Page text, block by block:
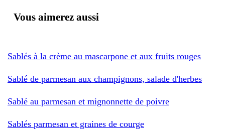
Vous aimerez aussi
Sablés à la crème au mascarpone et aux fruits rouges
Sablé de parmesan aux champignons, salade d'herbes
Sablé au parmesan et mignonnette de poivre
Sablés parmesan et graines de courge